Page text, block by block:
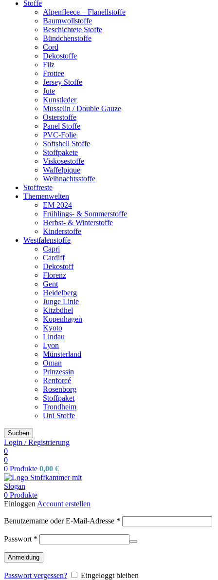
Stoffe
Alpenfleece – Flanellstoffe
Baumwollstoffe
Beschichtete Stoffe
Bündchenstoffe
Cord
Dekostoffe
Filz
Frottee
Jersey Stoffe
Jute
Kunstleder
Musselin / Double Gauze
Osterstoffe
Panel Stoffe
PVC-Folie
Softshell Stoffe
Stoffpakete
Viskosestoffe
Waffelpique
Weihnachtsstoffe
Stoffreste
Themenwelten
EM 2024
Frühlings- & Sommerstoffe
Herbst- & Winterstoffe
Kinderstoffe
Westfalenstoffe
Capri
Cardiff
Dekostoff
Florenz
Gent
Heidelberg
Junge Linie
Kitzbühel
Kopenhagen
Kyoto
Lindau
Lyon
Münsterland
Oman
Prinzessin
Renforcé
Rosenborg
Stoffpaket
Trondheim
Uni Stoffe
Suchen
Login / Registrierung
0
0
0 Produkte 0,00 €
0 Produkte
Einloggen Account erstellen
Benutzername oder E-Mail-Adresse *
Passwort *
Anmeldung
Passwort vergessen? Eingeloggt bleiben